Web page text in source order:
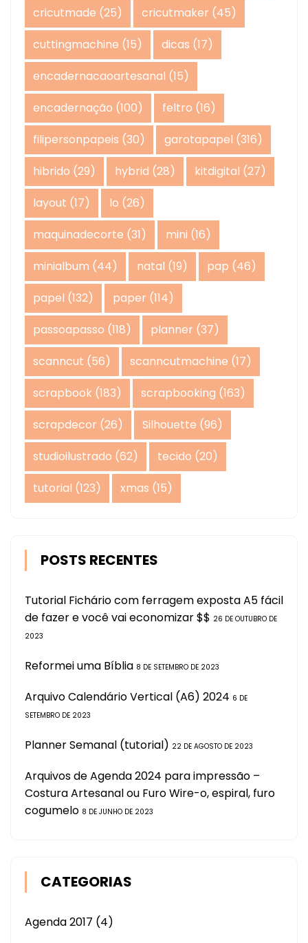
cricutmade (25) cricutmaker (45)
cuttingmachine (15) dicas (17)
encadernacaoartesanal (15)
encadernação (100) feltro (16)
filipersonpapeis (30) garotapapel (316)
hibrido (29) hybrid (28) kitdigital (27)
layout (17) lo (26)
maquinadecorte (31) mini (16)
minialbum (44) natal (19) pap (46)
papel (132) paper (114)
passoapasso (118) planner (37)
scanncut (56) scanncutmachine (17)
scrapbook (183) scrapbooking (163)
scrapdecor (26) Silhouette (96)
studioilustrado (62) tecido (20)
tutorial (123) xmas (15)
POSTS RECENTES
Tutorial Fichário com ferragem exposta A5 fácil
de fazer e você vai economizar $$ 26 DE OUTUBRO DE
2023
Reformei uma Bíblia 8 DE SETEMBRO DE 2023
Arquivo Calendário Vertical (A6) 2024 6 DE
SETEMBRO DE 2023
Planner Semanal (tutorial) 22 DE AGOSTO DE 2023
Arquivos de Agenda 2024 para impressão –
Costura Artesanal ou Furo Wire-o, espiral, furo
cogumelo 8 DE JUNHO DE 2023
CATEGORIAS
Agenda 2017 (4)